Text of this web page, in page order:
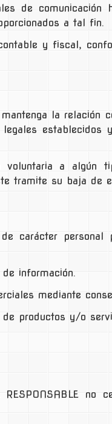
de comunicación
a tal fin.
y fiscal,
la
a algún
tramite su baja de
personal
información.
mediante
productos y/o
no